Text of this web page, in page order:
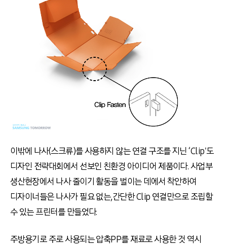
이밖에 나사(스크류)를 사용하지 않는 연결 구조를 지닌 ‘Clip'도
디자인 전략대회에서 선보인 친환경 아이디어 제품이다. 사업부
생산현장에서 나사 줄이기 활동을 벌이는 데에서 착안하여
디자이너들은 나사가 필요 없는,간단한 Clip 연결만으로 조립할
수 있는 프린터를 만들었다.
주방용기로 주로 사용되는 압축PP를 재료로 사용한 것 역시